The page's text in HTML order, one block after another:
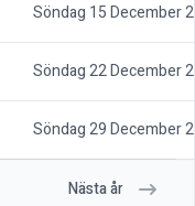
Söndag 15 December
Söndag 22 December
Söndag 29 December
Nästa år